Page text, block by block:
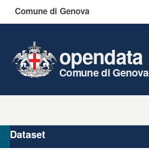
Comune di Genova
opendata
Comune di Genova
Organizzazioni
Gruppi
Dataset